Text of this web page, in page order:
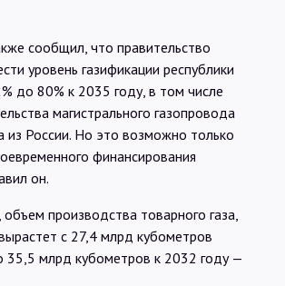
сообщил, что правительство
уровень газификации республики
до 80% к 2035 году, в том числе
магистрального газопровода
России. Но это возможно только
финансирования
он.
производства товарного газа,
с 27,4 млрд кубометров
35,5 млрд кубометров к 2032 году —